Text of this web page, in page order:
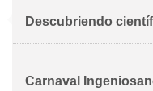
Descubriendo
Carnaval